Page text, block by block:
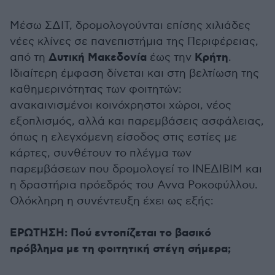
Μέσω ΣΔΙΤ, δρομολογούνται επίσης χιλιάδες
νέες κλίνες σε πανεπιστήμια της Περιφέρειας,
από τη Δυτική Μακεδονία έως την Κρήτη.
Ιδιαίτερη έμφαση δίνεται και στη βελτίωση της
καθημερινότητας των φοιτητών:
ανακαινισμένοι κοινόχρηστοι χώροι, νέος
εξοπλισμός, αλλά και παρεμβάσεις ασφάλειας,
όπως η ελεγχόμενη είσοδος στις εστίες με
κάρτες, συνθέτουν το πλέγμα των
παρεμβάσεων που δρομολογεί το ΙΝΕΔΙΒΙΜ και
η δραστήρια πρόεδρός του Αννα Ροκοφύλλου.
Ολόκληρη η συνέντευξη έχει ως εξής:
ΕΡΩΤΗΣΗ: Πού εντοπίζεται το βασικό
πρόβλημα με τη φοιτητική στέγη σήμερα;